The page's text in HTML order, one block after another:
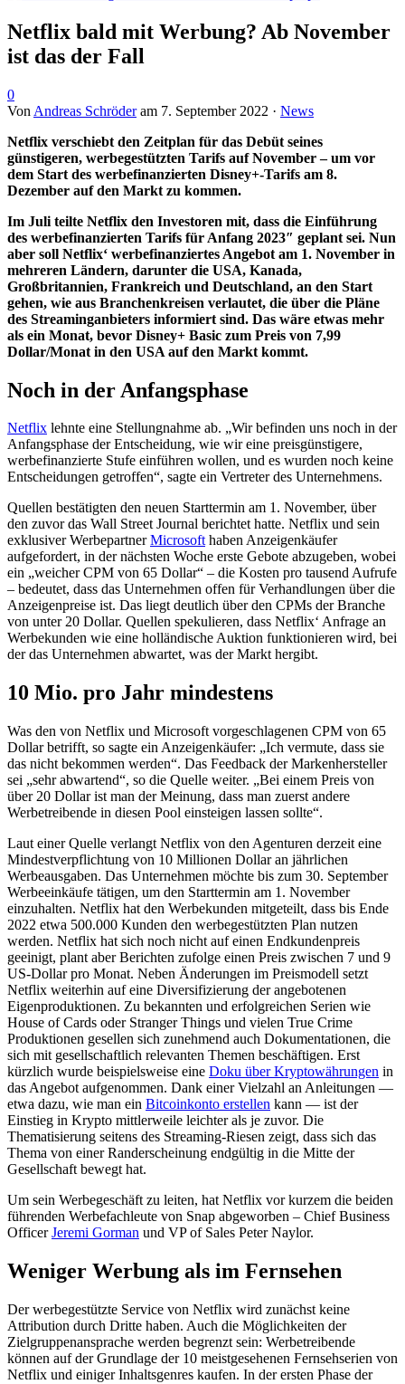
Netflix bald mit Werbung? Ab November
ist das der Fall
0
Von Andreas Schröderam 7. September 2022 · News
Netflix verschiebt den Zeitplan für das Debüt seines
günstigeren, werbegestützten Tarifs auf November – um vor
dem Start des werbefinanzierten Disney+-Tarifs am 8.
Dezember auf den Markt zu kommen.
Im Juli teilte Netflix den Investoren mit, dass die Einführung
des werbefinanzierten Tarifs für Anfang 2023″ geplant sei. Nun
aber soll Netflix‘ werbefinanziertes Angebot am 1. November in
mehreren Ländern, darunter die USA, Kanada,
Großbritannien, Frankreich und Deutschland, an den Start
gehen, wie aus Branchenkreisen verlautet, die über die Pläne
des Streaminganbieters informiert sind. Das wäre etwas mehr
als ein Monat, bevor Disney+ Basic zum Preis von 7,99
Dollar/Monat in den USA auf den Markt kommt.
Noch in der Anfangsphase
Netflix lehnte eine Stellungnahme ab. „Wir befinden uns noch in der
Anfangsphase der Entscheidung, wie wir eine preisgünstigere,
werbefinanzierte Stufe einführen wollen, und es wurden noch keine
Entscheidungen getroffen“, sagte ein Vertreter des Unternehmens.
Quellen bestätigten den neuen Starttermin am 1. November, über
den zuvor das Wall Street Journal berichtet hatte. Netflix und sein
exklusiver WerbepartnerMicrosofthaben Anzeigenkäufer
aufgefordert, in der nächsten Woche erste Gebote abzugeben, wobei
ein „weicher CPM von 65 Dollar“ – die Kosten pro tausend Aufrufe
– bedeutet, dass das Unternehmen offen für Verhandlungen über die
Anzeigenpreise ist. Das liegt deutlich über den CPMs der Branche
von unter 20 Dollar. Quellen spekulieren, dass Netflix‘ Anfrage an
Werbekunden wie eine holländische Auktion funktionieren wird, bei
der das Unternehmen abwartet, was der Markt hergibt.
10 Mio. pro Jahr mindestens
Was den von Netflix und Microsoft vorgeschlagenen CPM von 65
Dollar betrifft, so sagte ein Anzeigenkäufer: „Ich vermute, dass sie
das nicht bekommen werden“. Das Feedback der Markenhersteller
sei „sehr abwartend“, so die Quelle weiter. „Bei einem Preis von
über 20 Dollar ist man der Meinung, dass man zuerst andere
Werbetreibende in diesen Pool einsteigen lassen sollte“.
Laut einer Quelle verlangt Netflix von den Agenturen derzeit eine
Mindestverpflichtung von 10 Millionen Dollar an jährlichen
Werbeausgaben. Das Unternehmen möchte bis zum 30. September
Werbeeinkäufe tätigen, um den Starttermin am 1. November
einzuhalten. Netflix hat den Werbekunden mitgeteilt, dass bis Ende
2022 etwa 500.000 Kunden den werbegestützten Plan nutzen
werden. Netflix hat sich noch nicht auf einen Endkundenpreis
geeinigt, plant aber Berichten zufolge einen Preis zwischen 7 und 9
US-Dollar pro Monat. Neben Änderungen im Preismodell setzt
Netflix weiterhin auf eine Diversifizierung der angebotenen
Eigenproduktionen. Zu bekannten und erfolgreichen Serien wie
House of Cards oder Stranger Things und vielen True Crime
Produktionen gesellen sich zunehmend auch Dokumentationen, die
sich mit gesellschaftlich relevanten Themen beschäftigen. Erst
kürzlich wurde beispielsweise eine Doku über Kryptowährungen in
das Angebot aufgenommen. Dank einer Vielzahl an Anleitungen —
etwa dazu, wie man ein Bitcoinkonto erstellen kann — ist der
Einstieg in Krypto mittlerweile leichter als je zuvor. Die
Thematisierung seitens des Streaming-Riesen zeigt, dass sich das
Thema von einer Randerscheinung endgültig in die Mitte der
Gesellschaft bewegt hat.
Um sein Werbegeschäft zu leiten, hat Netflix vor kurzem die beiden
führenden Werbefachleute von Snap abgeworben – Chief Business
OfficerJeremi Gorman und VP of Sales Peter Naylor.
Weniger Werbung als im Fernsehen
Der werbegestützte Service von Netflix wird zunächst keine
Attribution durch Dritte haben. Auch die Möglichkeiten der
Zielgruppenansprache werden begrenzt sein: Werbetreibende
können auf der Grundlage der 10 meistgesehenen Fernsehserien von
Netflix und einiger Inhaltsgenres kaufen. In der ersten Phase der